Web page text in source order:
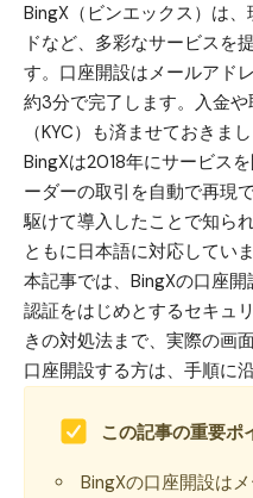
BingX（ビンエックス）は
ドなど、多彩なサービスを
す。口座開設はメールアド
約3分で完了します。入金
（KYC）も済ませておきまし
BingXは2018年にサービス
ーダーの取引を自動で再現
駆けて導入したことで知ら
ともに日本語に対応していま
本記事では、BingXの口座
認証をはじめとするセキュ
きの対処法まで、実際の画
口座開設する方は、手順に
この記事の重要ポ
BingXの口座開設は